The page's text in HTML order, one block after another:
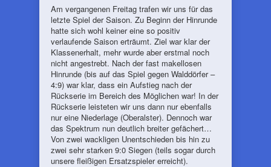
Am vergangenen Freitag trafen wir uns für das
letzte Spiel der Saison. Zu Beginn der Hinrunde
hatte sich wohl keiner eine so positiv
verlaufende Saison erträumt. Ziel war klar der
Klassenerhalt, mehr wurde aber erstmal noch
nicht angestrebt. Nach der fast makellosen
Hinrunde (bis auf das Spiel gegen Walddörfer –
4:9) war klar, dass ein Aufstieg nach der
Rückserie im Bereich des Möglichen war! In der
Rückserie leisteten wir uns dann nur ebenfalls
nur eine Niederlage (Oberalster). Dennoch war
das Spektrum nun deutlich breiter gefächert…
Von zwei wackligen Unentschieden bis hin zu
zwei sehr starken 9:0 Siegen (teils sogar durch
unsere fleißigen Ersatzspieler erreicht).